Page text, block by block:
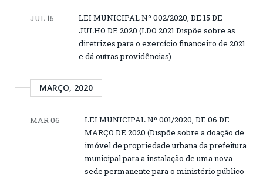
JUL 15
LEI MUNICIPAL Nº 002/2020, DE 15 DE
JULHO DE 2020 (LDO 2021 Dispõe sobre as
diretrizes para o exercício financeiro de 2021
e dá outras providências)
MARÇO, 2020
MAR 06
LEI MUNICIPAL Nº 001/2020, DE 06 DE
MARÇO DE 2020 (Dispõe sobre a doação de
imóvel de propriedade urbana da prefeitura
municipal para a instalação de uma nova
sede permanente para o ministério público